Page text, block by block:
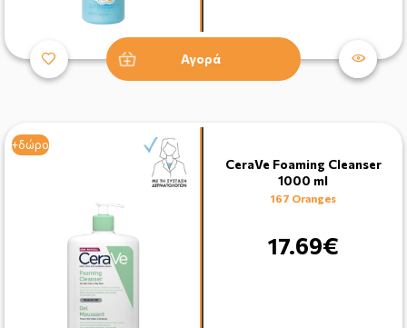
Αγορά
+δώρο
CeraVe Foaming Cleanser
1000 ml
167 Oranges
17.69€